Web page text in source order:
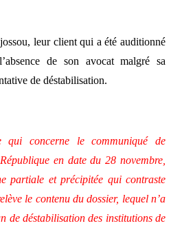
leur client qui a été auditionné
de son avocat malgré sa
de déstabilisation.
concerne le communiqué de
en date du 28 novembre,
partiale et précipitée qui contraste
le contenu du dossier, lequel n’a
de déstabilisation des institutions de